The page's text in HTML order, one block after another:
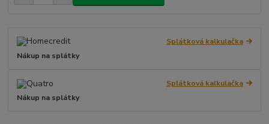
Splátková kalkulačka
Nákup na splátky
Splátková kalkulačka
Nákup na splátky